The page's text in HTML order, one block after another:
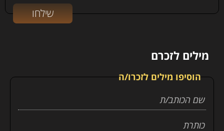
מילים לזכרם
הוסיפו מילים לזכרו/ה